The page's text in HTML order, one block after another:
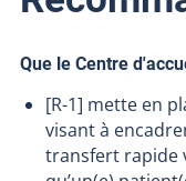
Que le Centre
[R-1] mette en
visant à
transfert rapide